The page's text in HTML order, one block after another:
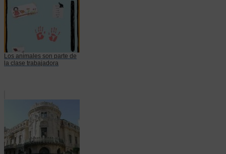
Los animales son parte de
la clase trabajadora